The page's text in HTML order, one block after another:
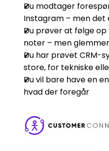
Du modtager
Instagram – men
Du prøver at følge op
noter – men
Du har prøvet CRM-
store, for tekniske
Du vil bare have en
hvad der foregår